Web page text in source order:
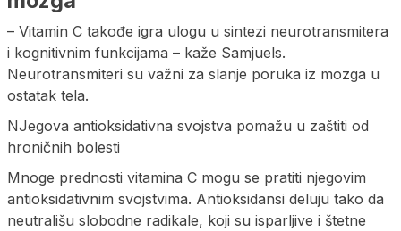
– Vitamin C takođe igra ulogu u sintezi neurotransmitera
i kognitivnim funkcijama – kaže Samjuels.
Neurotransmiteri su važni za slanje poruka iz mozga u
ostatak tela.
NJegova antioksidativna svojstva pomažu u zaštiti od
hroničnih bolesti
Mnoge prednosti vitamina C mogu se pratiti njegovim
antioksidativnim svojstvima. Antioksidansi deluju tako da
neutrališu slobodne radikale, koji su isparljive i štetne